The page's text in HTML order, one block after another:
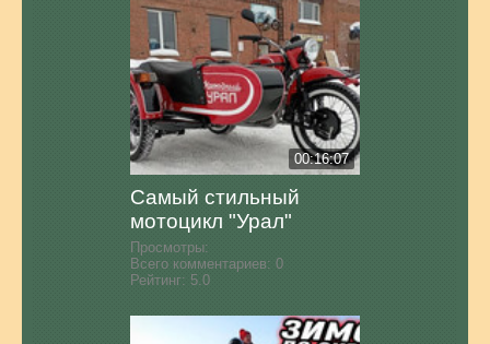
00:16:07
Самый стильный
мотоцикл "Урал"
Просмотры:
Всего комментариев: 0
Рейтинг: 5.0